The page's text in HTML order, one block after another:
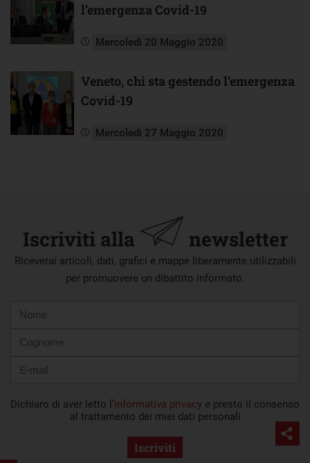
l’emergenza Covid-19
Mercoledì 20 Maggio 2020
Veneto, chi sta gestendo l’emergenza
Covid-19
Mercoledì 27 Maggio 2020
Iscriviti alla newsletter
Riceverai articoli, dati, grafici e mappe liberamente utilizzabili
per promuovere un dibattito informato.
mail
Dichiaro di aver letto l’informativa privacy e presto il consenso
al trattamento dei miei dati personali
Iscriviti